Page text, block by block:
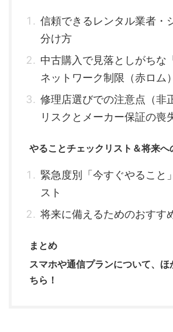
信頼できるレンタル業者・
分け方
中古購入で見落としがちな
ネットワーク制限（赤ロム
修理店選びでの注意点（非
リスクとメーカー保証の喪
やることチェックリスト＆将来へ
緊急度別「今すぐやること
スト
将来に備えるためのおすす
まとめ
スマホや通信プランについて、ほ
ちら！